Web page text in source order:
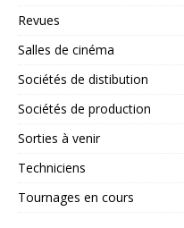
Revues
Salles de cinéma
Sociétés de distibution
Sociétés de production
Sorties à venir
Techniciens
Tournages en cours